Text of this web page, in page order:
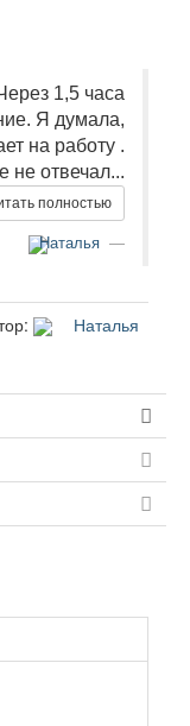
1,5 часа
Я думала,
на работу .
не отвечал...
полностью
Наталья
Наталья